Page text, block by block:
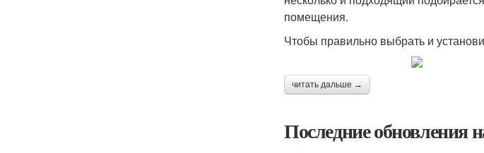
помещения.
Чтобы правильно выбрать и
читать дальше →
Последние обновления